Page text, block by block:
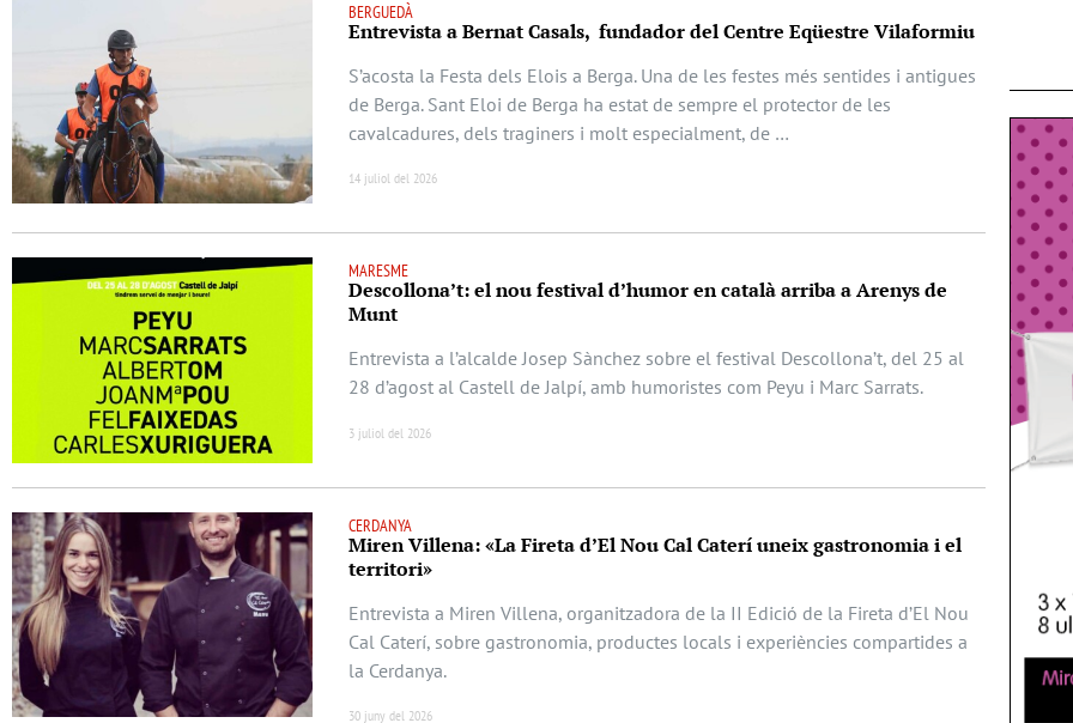
BERGUEDÀ
Entrevista a Bernat Casals, fundador del Centre Eqüestre Vilaformiu
S’acosta la Festa dels Elois a Berga. Una de les festes més sentides i antigues
de Berga. Sant Eloi de Berga ha estat de sempre el protector de les
cavalcadures, dels traginers i molt especialment, de …
14 juliol del 2026
MARESME
Descollona’t: el nou festival d’humor en català arriba a Arenys de
Munt
Entrevista a l’alcalde Josep Sànchez sobre el festival Descollona’t, del 25 al
28 d’agost al Castell de Jalpí, amb humoristes com Peyu i Marc Sarrats.
3 juliol del 2026
CERDANYA
Miren Villena: «La Fireta d’El Nou Cal Caterí uneix gastronomia i el
territori»
Entrevista a Miren Villena, organitzadora de la II Edició de la Fireta d’El Nou
Cal Caterí, sobre gastronomia, productes locals i experiències compartides a
la Cerdanya.
30 juny del 2026